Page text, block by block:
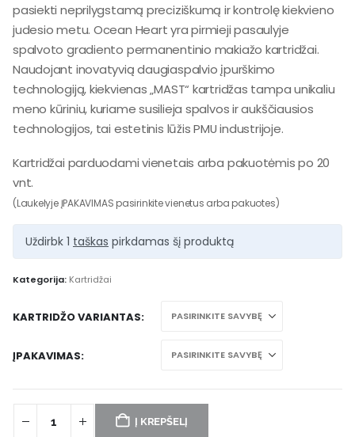
pasiekti neprilygstamą preciziškumą ir kontrolę kiekvieno
judesio metu. Ocean Heart yra pirmieji pasaulyje
spalvoto gradiento permanentinio makiažo kartridžai.
Naudojant inovatyvią daugiaspalvio įpurškimo
technologiją, kiekvienas „MAST“ kartridžas tampa unikaliu
meno kūriniu, kuriame susilieja spalvos ir aukščiausios
technologijos, tai estetinis lūžis PMU industrijoje.
Kartridžai parduodami vienetais arba pakuotėmis po 20
vnt.
(Laukelyje ĮPAKAVIMAS pasirinkite vienetus arba pakuotes)
Uždirbk 1 taškas pirkdamas šį produktą
Kategorija: Kartridžai
KARTRIDŽO VARIANTAS
ĮPAKAVIMAS
Į KREPŠELĮ